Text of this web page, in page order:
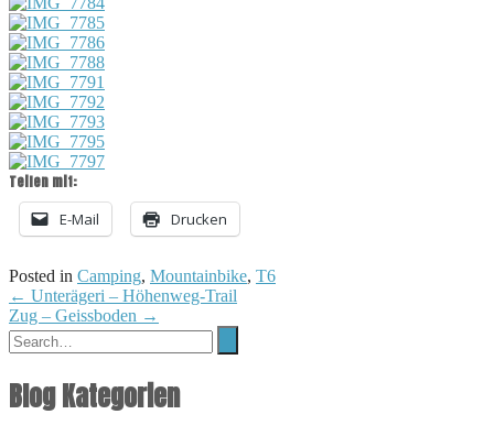
Teilen mit:
E-Mail
Drucken
Posted in Camping, Mountainbike, T6
Post
navigation
← Unterägeri – Höhenweg-Trail
Zug – Geissboden →
Blog Kategorien